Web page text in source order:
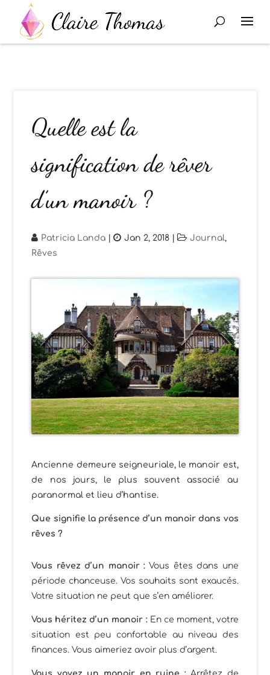
Quelle est la
signification de rêver
d’un manoir ?
Patricia Landa | Jan 2, 2018 | Journal,
Rêves
Ancienne demeure seigneuriale, le manoir est,
de nos jours, le plus souvent associé au
paranormal et lieu d’hantise.
Que signifie la présence d’un manoir dans vos
rêves ?
Vous rêvez d’un manoir: Vous êtes dans une
période chanceuse. Vos souhaits sont exaucés.
Votre situation ne peut que s’en améliorer.
Vous héritez d’un manoir :En ce moment, votre
situation est peu confortable au niveau des
finances. Vous aimeriez avoir plus d’argent.